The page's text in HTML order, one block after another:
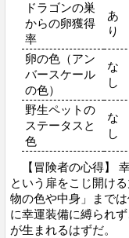
ドラゴンの巣
からの卵獲得
率
あ
り
卵の色（アン
バースケール
の色）
な
し
野生ペットの
ステータスと
色
な
し
【冒険者の心得】
という扉をこじ開け
物の色や中身」まで
に幸運装備に縛られ
が生まれるはずだ。